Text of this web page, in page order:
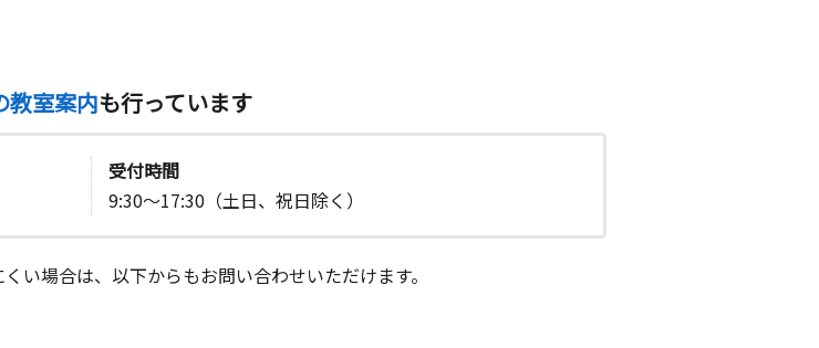
教室案内も行っています
受付時間
9:30～17:30（土日、祝日除く）
い場合は、以下からもお問い合わせいただけます。